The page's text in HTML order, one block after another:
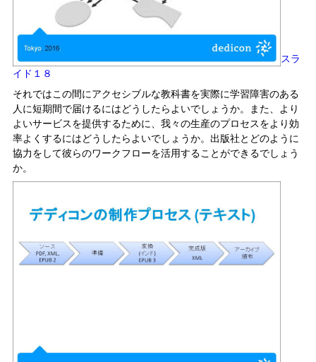
スラ
イド１８
それではこの間にアクセシブルな教科書を実際に学習障害のある
人に短期間で届けるにはどうしたらよいでしょうか。また、より
よいサービスを提供するために、我々の生産のプロセスをより効
率よくするにはどうしたらよいでしょうか。出版社とどのように
協力をして彼らのワークフローを活用することができるでしょう
か。